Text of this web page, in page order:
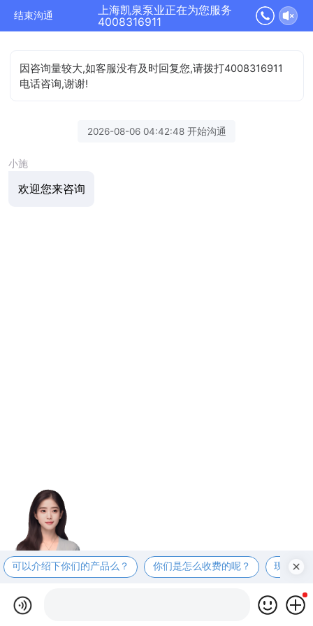
结束沟通
上海凯泉泵业正在为您服务
4008316911
因咨询量较大,如客服没有及时回复您,请拨打4008316911
电话咨询,谢谢!
2026-08-06 04:42:48 开始沟通
小施
欢迎您来咨询
可以介绍下你们的产品么？ 你们是怎么收费的呢？ 现在有